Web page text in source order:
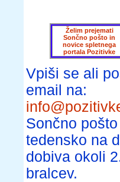
Želim prejemati
Sončno pošto in
novice spletnega
portala Pozitivke
Vpiši se ali
email na:
Sončno pošto
tedensko na
dobiva okoli
bralcev.